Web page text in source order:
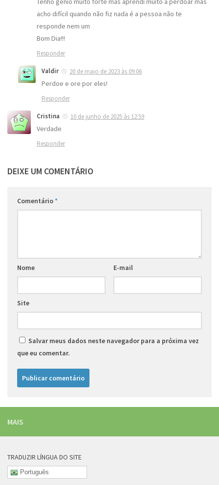
acho difícil quando não fiz nada é a pessoa não te
responde nem um
Bom Dia!!!
Responder
Valdir 20 de maio de 2023 às 09:06
Perdoe e ore por eles!
Responder
Cristina 10 de junho de 2025 às 12:59
Verdade
Responder
DEIXE UM COMENTÁRIO
Comentário*
Nome E-mail
Site
Salvar meus dados neste navegador para a próxima vez
que eu comentar.
MAIS
TRADUZIR LÍNGUA DO SITE
Português